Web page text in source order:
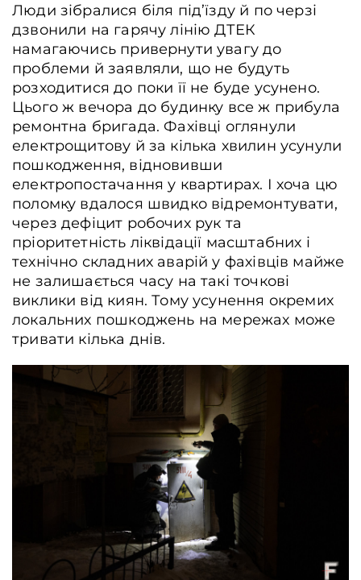
Люди зібралися біля під’їзду й по черзі
дзвонили на гарячу лінію ДТЕК
намагаючись привернути увагу до
проблеми й заявляли, що не будуть
розходитися до поки її не буде усунено.
Цього ж вечора до будинку все ж прибула
ремонтна бригада. Фахівці оглянули
електрощитову й за кілька хвилин усунули
пошкодження, відновивши
електропостачання у квартирах. І хоча цю
поломку вдалося швидко відремонтувати,
через дефіцит робочих рук та
пріоритетність ліквідації масштабних і
технічно складних аварій у фахівців майже
не залишається часу на такі точкові
виклики від киян. Тому усунення окремих
локальних пошкоджень на мережах може
тривати кілька днів.